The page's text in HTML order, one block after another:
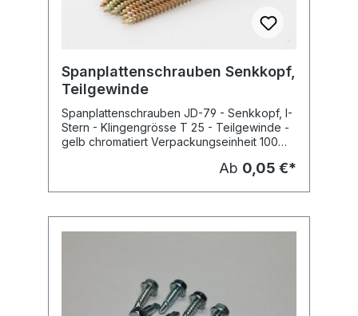
Spanplattenschrauben Senkkopf,
Teilgewinde
Spanplattenschrauben JD-79 - Senkkopf, I-
Stern - Klingengrösse T 25 - Teilgewinde -
gelb chromatiert Verpackungseinheit 100
Ab 0,05 €*